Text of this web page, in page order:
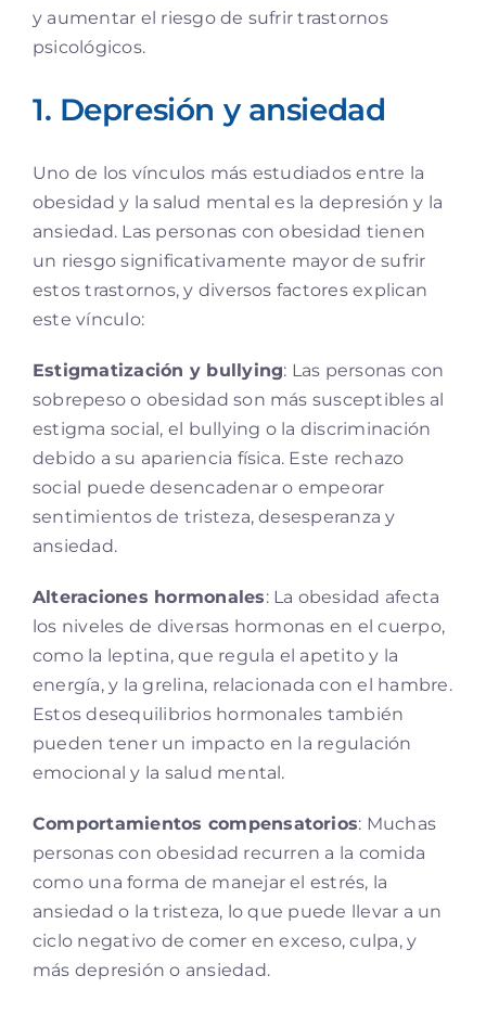
y aumentar el riesgo de sufrir trastornos
psicológicos.
1. Depresión y ansiedad
Uno de los vínculos más estudiados entre la
obesidad y la salud mental es la depresión y la
ansiedad. Las personas con obesidad tienen
un riesgo significativamente mayor de sufrir
estos trastornos, y diversos factores explican
este vínculo:
Estigmatización y bullying: Las personas con
sobrepeso o obesidad son más susceptibles al
estigma social, el bullying o la discriminación
debido a su apariencia física. Este rechazo
social puede desencadenar o empeorar
sentimientos de tristeza, desesperanza y
ansiedad.
Alteraciones hormonales: La obesidad afecta
los niveles de diversas hormonas en el cuerpo,
como la leptina, que regula el apetito y la
energía, y la grelina, relacionada con el hambre.
Estos desequilibrios hormonales también
pueden tener un impacto en la regulación
emocional y la salud mental.
Comportamientos compensatorios: Muchas
personas con obesidad recurren a la comida
como una forma de manejar el estrés, la
ansiedad o la tristeza, lo que puede llevar a un
ciclo negativo de comer en exceso, culpa, y
más depresión o ansiedad.